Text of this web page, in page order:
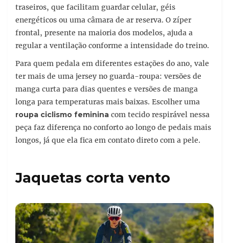
traseiros, que facilitam guardar celular, géis
energéticos ou uma câmara de ar reserva. O zíper
frontal, presente na maioria dos modelos, ajuda a
regular a ventilação conforme a intensidade do treino.
Para quem pedala em diferentes estações do ano, vale
ter mais de uma jersey no guarda-roupa: versões de
manga curta para dias quentes e versões de manga
longa para temperaturas mais baixas. Escolher uma
roupa ciclismo feminina com tecido respirável nessa
peça faz diferença no conforto ao longo de pedais mais
longos, já que ela fica em contato direto com a pele.
Jaquetas corta vento